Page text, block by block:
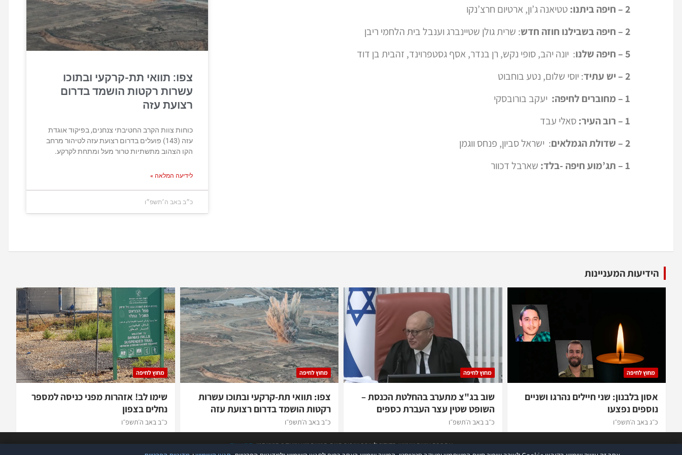
2 – חיפה ביתנו:
טטיאנה ג’ון, ארטיום חרצ’נקו
2 – חיפה בשבילנו חוזה חדש
: שרית גולן שטיינברג וענבל בית הלחמי ריבן
5 – חיפה שלנו
: יונה יהב, סופי נקש, רן בנדר, אסף גסטפרוינד, זהבית בן דוד
2 – יש עתיד
: יוסי שלום, נטע בוחבוט
1 – מחוברים לחיפה:
יעקב בורובסקי
1 – רוב העיר:
סאלי עבד
2 – שדולת הגמלאים
: ישראל סביון, פנחס ווגמן
1 – תג’מוע חיפה -בלד:
שארבל דכוור
צפו: תוואי תת-קרקעי ובתוכו
עשרות רקטות הושמד בדרום
רצועת עזה
כוחות צוות הקרב החטיבתי צנחנים, בפיקוד אוגדת
עזה (143) פועלים בדרום רצועת עזה לטיהור מרחב
הקו הצהוב מתשתיות טרור מעל ומתחת לקרקע.
לידיעה המלאה »
כ״ב באב ה׳תשפ״ו
הידיעות המעניינות
מחוץ לחיפה
אסון בלבנון: שני חיילים נהרגו ושניים
נוספים נפצעו
כ״ג באב ה׳תשפ״ו
מחוץ לחיפה
שוב בג"צ מתערב בהחלטת הכנסת –
השופט שטין עצר העברת כספים
כ״ב באב ה׳תשפ״ו
מחוץ לחיפה
צפו: תוואי תת-קרקעי ובתוכו עשרות
רקטות הושמד בדרום רצועת עזה
כ״ב באב ה׳תשפ״ו
מחוץ לחיפה
שימו לב! אזהרות מפני כניסה למספר
נחלים בצפון
כ״ב באב ה׳תשפ״ו
אתר זה עושה שימוש בקוקיז לצורך שיפור חווית המשתמש ומעקב סטטיסטי.קרא עוד